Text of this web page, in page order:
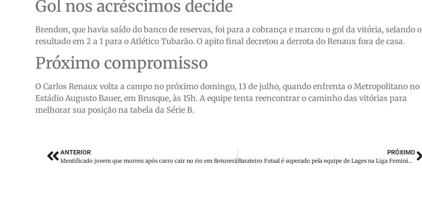
Gol nos acréscimos decide
Brendon, que havia saído do banco de reservas, foi para a cobrança e marcou o gol da vitória, selando o
resultado em 2 a 1 para o Atlético Tubarão. O apito final decretou a derrota do Renaux fora de casa.
Próximo compromisso
O Carlos Renaux volta a campo no próximo domingo, 13 de julho, quando enfrenta o Metropolitano no
Estádio Augusto Bauer, em Brusque, às 15h. A equipe tenta reencontrar o caminho das vitórias para
melhorar sua posição na tabela da Série B.
ANTERIOR
Identificado jovem que morreu após carro cair no rio em Botuverá
PRÓXIMO
Barateiro Futsal é superado pela equipe de Lages na Liga Feminina de Futsal